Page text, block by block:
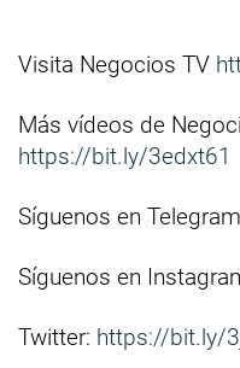
Visita Negocios TV
Más vídeos de
https://bit.ly/3edxt61
Síguenos en
Síguenos en
Twitter: https://bit.ly/